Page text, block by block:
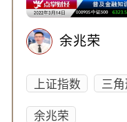
余兆荣
上证指数 三
余兆荣